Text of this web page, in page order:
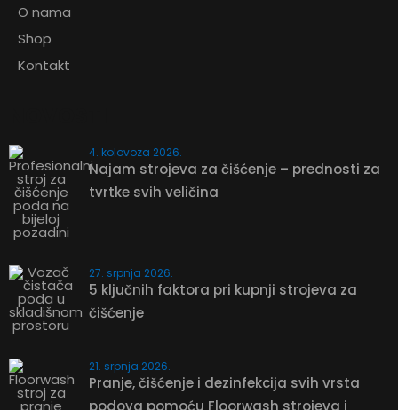
O nama
Shop
Kontakt
4. kolovoza 2026.
Najam strojeva za čišćenje – prednosti za
tvrtke svih veličina
27. srpnja 2026.
5 ključnih faktora pri kupnji strojeva za
čišćenje
21. srpnja 2026.
Pranje, čišćenje i dezinfekcija svih vrsta
podova pomoću Floorwash strojeva i